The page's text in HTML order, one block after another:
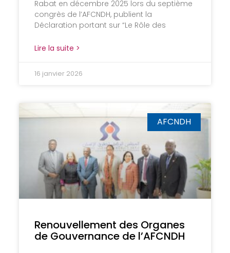
Rabat en décembre 2025 lors du septième
congrès de l’AFCNDH, publient la
Déclaration portant sur “Le Rôle des
Lire la suite >
16 janvier 2026
AFCNDH
Renouvellement des Organes
de Gouvernance de l’AFCNDH